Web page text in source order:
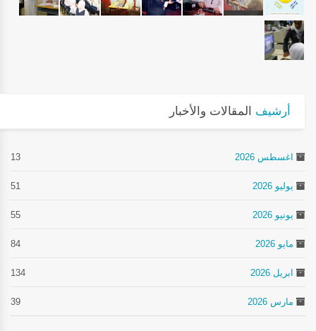
أرشيف المقالات والأخبار
اغسطس 2026 13
يوليو 2026 51
يونيو 2026 55
مايو 2026 84
ابريل 2026 134
مارس 2026 39